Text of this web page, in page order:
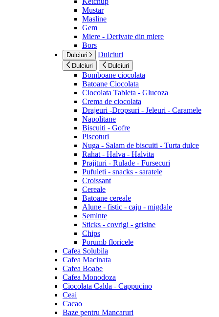
Mustar
Masline
Gem
Miere - Derivate din miere
Bors
Dulciuri Dulciuri
Dulciuri Dulciuri
Bomboane ciocolata
Batoane Ciocolata
Ciocolata Tableta - Glucoza
Crema de ciocolata
Drajeuri -Dropsuri - Jeleuri - Caramele
Napolitane
Biscuiti - Gofre
Piscoturi
Nuga - Salam de biscuiti - Turta dulce
Rahat - Halva - Halvita
Prajituri - Rulade - Fursecuri
Pufuleti - snacks - saratele
Croissant
Cereale
Batoane cereale
Alune - fistic - caju - migdale
Seminte
Sticks - covrigi - grisine
Chips
Porumb floricele
Cafea Solubila
Cafea Macinata
Cafea Boabe
Cafea Monodoza
Ciocolata Calda - Cappucino
Ceai
Cacao
Baze pentru Mancaruri